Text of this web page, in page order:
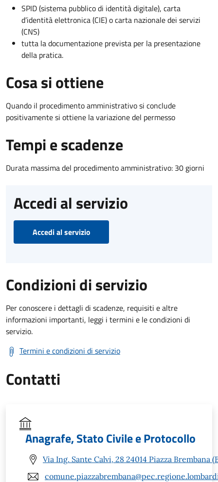
SPID (sistema pubblico di identità digitale), carta
d’identità elettronica (CIE) o carta nazionale dei servizi
(CNS)
tutta la documentazione prevista per la presentazione
della pratica.
Cosa si ottiene
Quando il procedimento amministrativo si conclude
positivamente si ottiene la variazione del permesso
Tempi e scadenze
Durata massima del procedimento amministrativo: 30 giorni
Accedi al servizio
Accedi al servizio
Condizioni di servizio
Per conoscere i dettagli di scadenze, requisiti e altre
informazioni importanti, leggi i termini e le condizioni di
servizio.
Termini e condizioni di servizio
Contatti
Anagrafe, Stato Civile e Protocollo
Via Ing. Sante Calvi, 28 24014 Piazza Brembana